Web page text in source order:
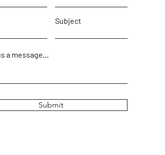
Subject
a message...
Submit